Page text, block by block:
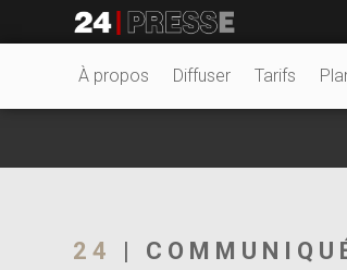
24Presse -
À propos Diffuser Tarifs
24 |